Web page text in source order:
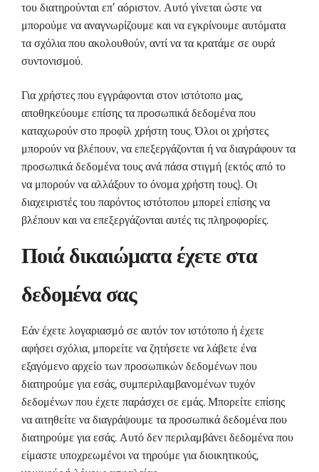
του διατηρούνται επ’ αόριστον. Αυτό γίνεται ώστε να
μπορούμε να αναγνωρίζουμε και να εγκρίνουμε αυτόματα
τα σχόλια που ακολουθούν, αντί να τα κρατάμε σε ουρά
συντονισμού.
Για χρήστες που εγγράφονται στον ιστότοπο μας,
αποθηκεύουμε επίσης τα προσωπικά δεδομένα που
καταχωρούν στο προφίλ χρήστη τους. Όλοι οι χρήστες
μπορούν να βλέπουν, να επεξεργάζονται ή να διαγράφουν τα
προσωπικά δεδομένα τους ανά πάσα στιγμή (εκτός από το
να μπορούν να αλλάξουν το όνομα χρήστη τους). Οι
διαχειριστές του παρόντος ιστότοπου μπορεί επίσης να
βλέπουν και να επεξεργάζονται αυτές τις πληροφορίες.
Ποιά δικαιώματα έχετε στα
δεδομένα σας
Εάν έχετε λογαριασμό σε αυτόν τον ιστότοπο ή έχετε
αφήσει σχόλια, μπορείτε να ζητήσετε να λάβετε ένα
εξαγόμενο αρχείο των προσωπικών δεδομένων που
διατηρούμε για εσάς, συμπεριλαμβανομένων τυχόν
δεδομένων που έχετε παράσχει σε εμάς. Μπορείτε επίσης
να αιτηθείτε να διαγράψουμε τα προσωπικά δεδομένα που
διατηρούμε για εσάς. Αυτό δεν περιλαμβάνει δεδομένα που
είμαστε υποχρεωμένοι να τηρούμε για διοικητικούς,